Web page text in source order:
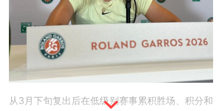
从3月下旬复出后在低级别赛事累积胜场、积分和